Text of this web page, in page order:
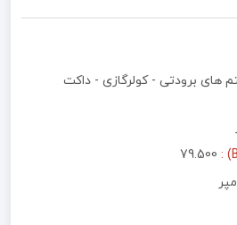
های برودتی - کولرگازی - داکت
79.500